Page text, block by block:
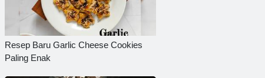
Resep Baru Garlic Cheese Cookies
Paling Enak